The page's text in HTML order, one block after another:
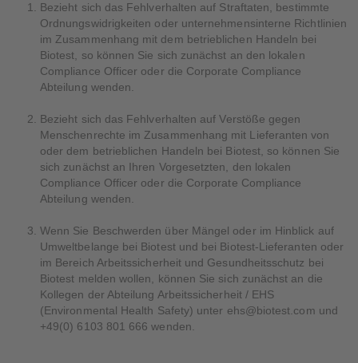
Bezieht sich das Fehlverhalten auf Straftaten, bestimmte
Ordnungswidrigkeiten oder unternehmensinterne Richtlinien
im Zusammenhang mit dem betrieblichen Handeln bei
Biotest, so können Sie sich zunächst an den lokalen
Compliance Officer oder die Corporate Compliance
Abteilung wenden.
Bezieht sich das Fehlverhalten auf Verstöße gegen
Menschenrechte im Zusammenhang mit Lieferanten von
oder dem betrieblichen Handeln bei Biotest, so können Sie
sich zunächst an Ihren Vorgesetzten, den lokalen
Compliance Officer oder die Corporate Compliance
Abteilung wenden.
Wenn Sie Beschwerden über Mängel oder im Hinblick auf
Umweltbelange bei Biotest und bei Biotest-Lieferanten oder
im Bereich Arbeitssicherheit und Gesundheitsschutz bei
Biotest melden wollen, können Sie sich zunächst an die
Kollegen der Abteilung Arbeitssicherheit / EHS
(Environmental Health Safety) unter ehs@biotest.com und
+49(0) 6103 801 666 wenden.